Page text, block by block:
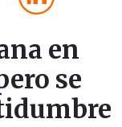
en
se